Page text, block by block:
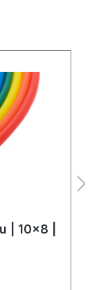
| 10x8 |